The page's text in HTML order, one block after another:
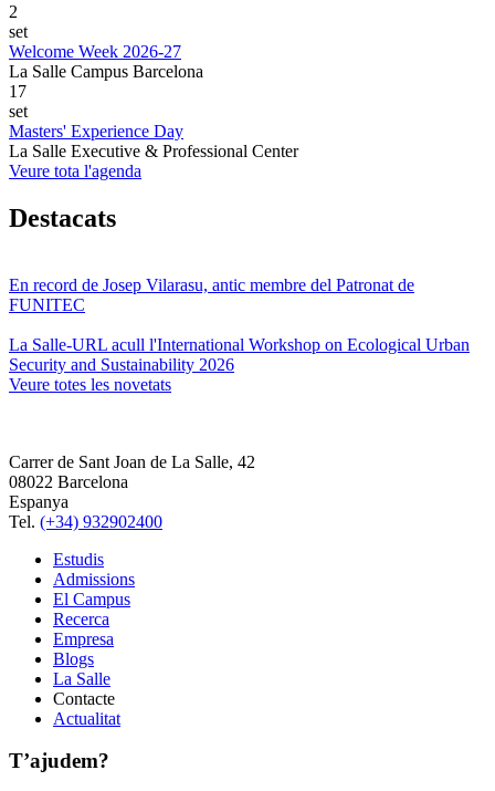
2
set
Welcome Week 2026-27
La Salle Campus Barcelona
17
set
Masters' Experience Day
La Salle Executive & Professional Center
Veure tota l'agenda
Destacats
En record de Josep Vilarasu, antic membre del Patronat de
FUNITEC
La Salle-URL acull l'International Workshop on Ecological Urban
Security and Sustainability 2026
Veure totes les novetats
Carrer de Sant Joan de La Salle, 42
08022 Barcelona
Espanya
Tel. (+34) 932902400
Estudis
Admissions
El Campus
Recerca
Empresa
Blogs
La Salle
Contacte
Actualitat
T’ajudem?